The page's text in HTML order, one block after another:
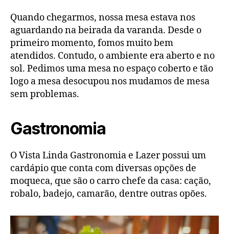
Quando chegarmos, nossa mesa estava nos
aguardando na beirada da varanda. Desde o
primeiro momento, fomos muito bem
atendidos. Contudo, o ambiente era aberto e no
sol. Pedimos uma mesa no espaço coberto e tão
logo a mesa desocupou nos mudamos de mesa
sem problemas.
Gastronomia
O Vista Linda Gastronomia e Lazer possui um
cardápio que conta com diversas opções de
moqueca, que são o carro chefe da casa: cação,
robalo, badejo, camarão, dentre outras opões.